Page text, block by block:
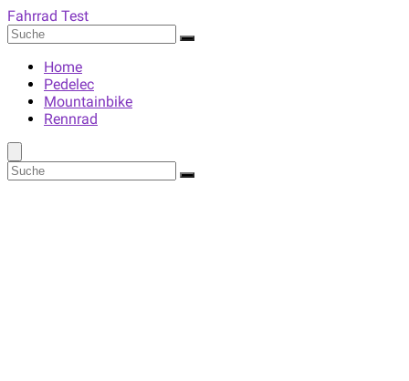
Fahrrad Test
Home
Pedelec
Mountainbike
Rennrad